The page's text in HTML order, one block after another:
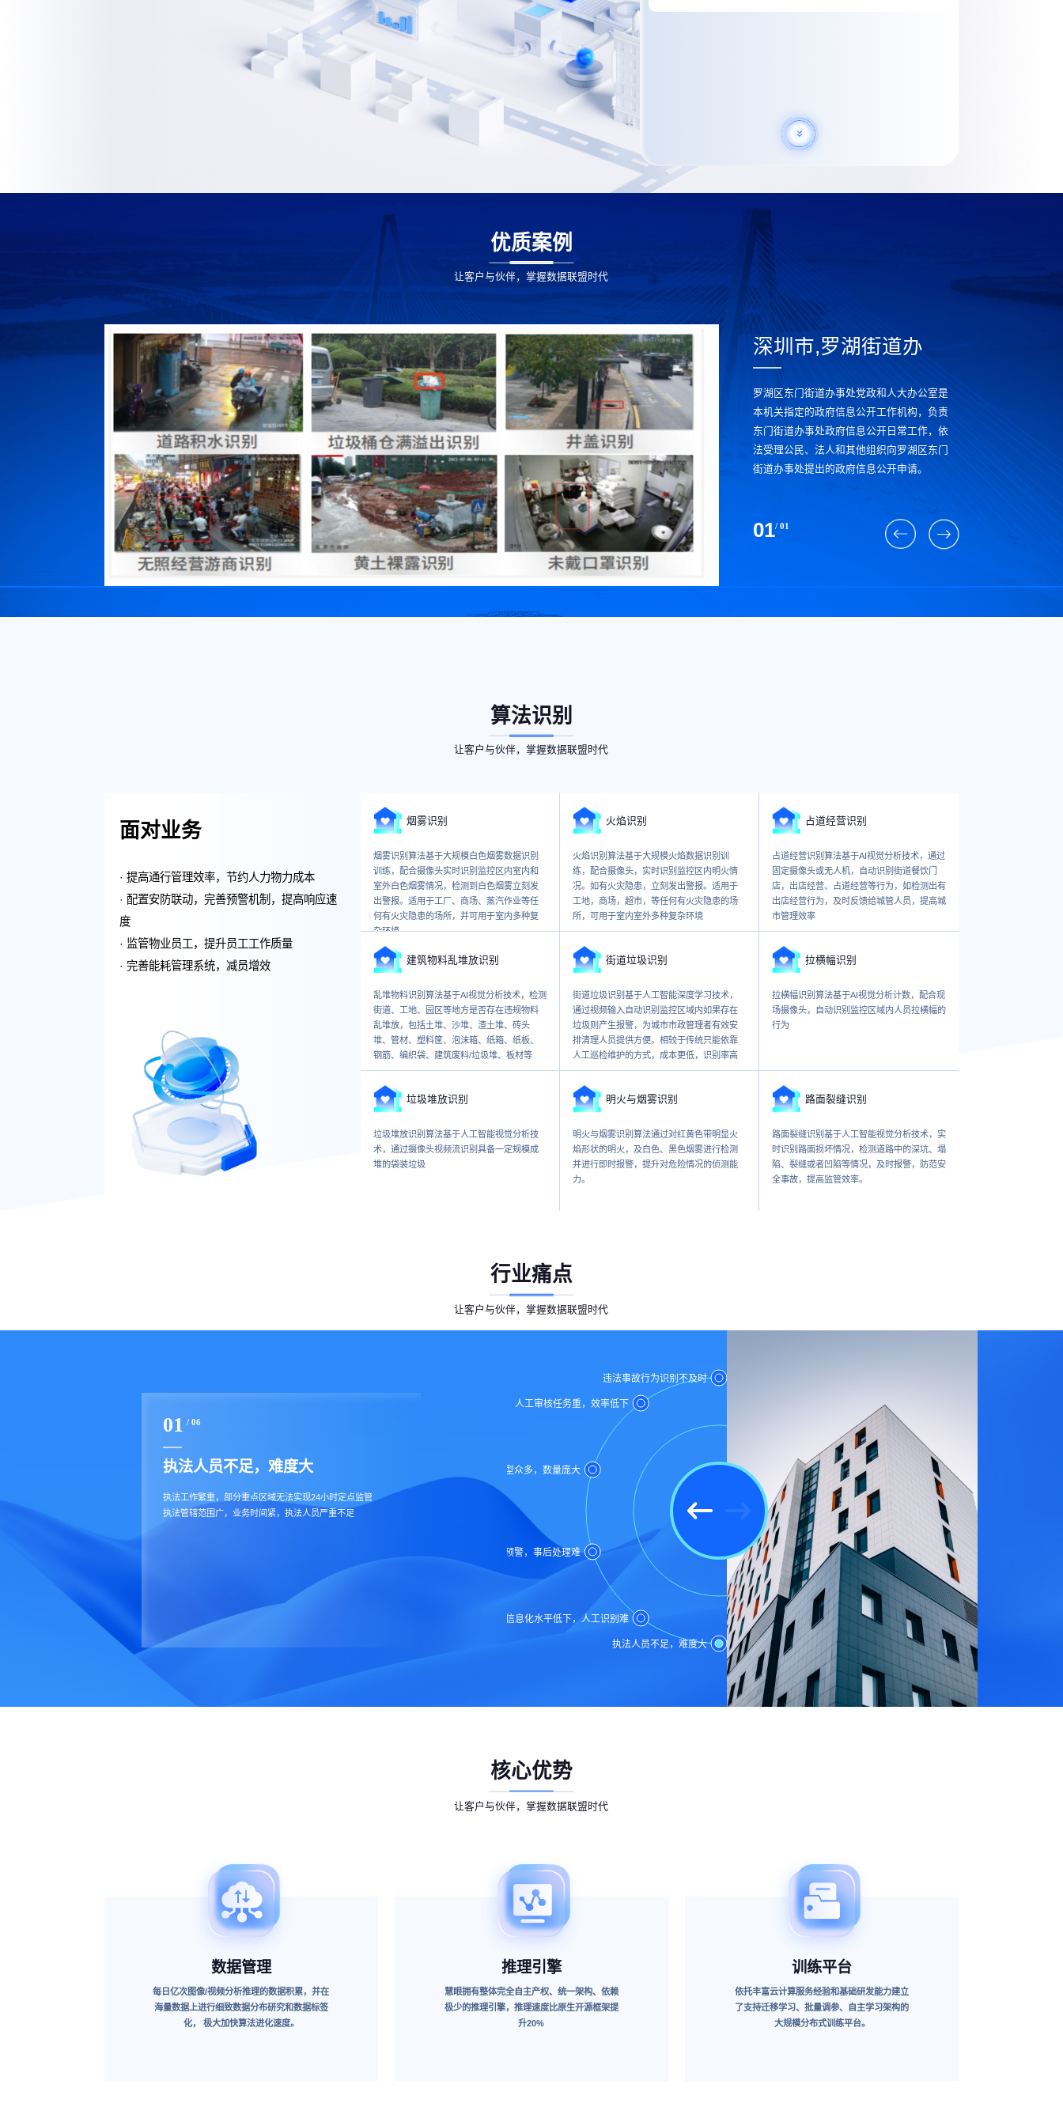
优质案例
让客户与伙伴，掌握数据联盟时代
深圳市,罗湖街道办
罗湖区东门街道办事处党政和人大办公室是
本机关指定的政府信息公开工作机构，负责
东门街道办事处政府信息公开日常工作，依
法受理公民、法人和其他组织向罗湖区东门
街道办事处提出的政府信息公开申请。
01/ 01
算法识别
让客户与伙伴，掌握数据联盟时代
面对业务
· 提高通行管理效率，节约人力物力成本
· 配置安防联动，完善预警机制，提高响应速
度
· 监管物业员工，提升员工工作质量
· 完善能耗管理系统，减员增效
烟雾识别
烟雾识别算法基于大规模白色烟雾数据识别
训练，配合摄像头实时识别监控区内室内和
室外白色烟雾情况，检测到白色烟雾立刻发
出警报。适用于工厂、商场、蒸汽作业等任
何有火灾隐患的场所，并可用于室内多种复
杂环境
火焰识别
火焰识别算法基于大规模火焰数据识别训
练，配合摄像头，实时识别监控区内明火情
况。如有火灾隐患，立刻发出警报。适用于
工地，商场，超市，等任何有火灾隐患的场
所，可用于室内室外多种复杂环境
占道经营识别
占道经营识别算法基于AI视觉分析技术，通过
固定摄像头或无人机，自动识别街道餐饮门
店，出店经营、占道经营等行为，如检测出有
出店经营行为，及时反馈给城管人员，提高城
市管理效率
建筑物料乱堆放识别
乱堆物料识别算法基于AI视觉分析技术，检测
街道、工地、园区等地方是否存在违规物料
乱堆放，包括土堆、沙堆、渣土堆、砖头
堆、管材、塑料筐、泡沫箱、纸箱、纸板、
钢筋、编织袋、建筑废料/垃圾堆、板材等
街道垃圾识别
街道垃圾识别基于人工智能深度学习技术，
通过视频输入自动识别监控区域内如果存在
垃圾则产生报警，为城市市政管理者有效安
排清理人员提供方便。相较于传统只能依靠
人工巡检维护的方式，成本更低，识别率高
拉横幅识别
拉横幅识别算法基于AI视觉分析计数，配合现
场摄像头，自动识别监控区域内人员拉横幅的
行为
垃圾堆放识别
垃圾堆放识别算法基于人工智能视觉分析技
术，通过摄像头视频流识别具备一定规模成
堆的袋装垃圾
明火与烟雾识别
明火与烟雾识别算法通过对红黄色带明显火
焰形状的明火，及白色、黑色烟雾进行检测
并进行即时报警，提升对危险情况的侦测能
力。
路面裂缝识别
路面裂缝识别基于人工智能视觉分析技术，实
时识别路面损坏情况，检测道路中的深坑、塌
陷、裂缝或者凹陷等情况，及时报警，防范安
全事故，提高监管效率。
行业痛点
让客户与伙伴，掌握数据联盟时代
01 / 06
执法人员不足，难度大
执法工作繁重，部分重点区域无法实现24小时定点监管
执法管辖范围广，业务时间紧，执法人员严重不足
执法人员不足，难度大
信息化水平低下，人工识别难
事前无预警，事后处理难
违法取证类型众多，数量庞大
人工审核任务重，效率低下
违法事故行为识别不及时
核心优势
让客户与伙伴，掌握数据联盟时代
数据管理
每日亿次图像/视频分析推理的数据积累，并在
海量数据上进行细致数据分布研究和数据标签
化， 极大加快算法进化速度。
推理引擎
慧眼拥有整体完全自主产权、统一架构、依赖
极少的推理引擎，推理速度比原生开源框架提
升20%
训练平台
依托丰富云计算服务经验和基础研发能力建立
了支持迁移学习、批量调参、自主学习架构的
大规模分布式训练平台。